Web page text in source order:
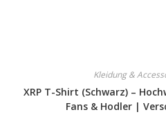
Kleidung &
XRP T-Shirt (Schwarz) –
Fans & Hodler |